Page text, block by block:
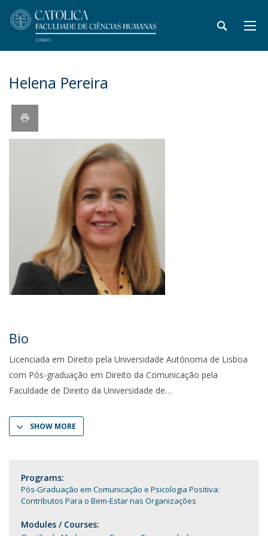
Helena Pereira
Bio
Licenciada em Direito pela Universidade Autónoma de Lisboa
com Pós-graduação em Direito da Comunicação pela
Faculdade de Direito da Universidade de
SHOW MORE
Programs:
Pós-Graduação em Comunicação e Psicologia Positiva:
Contributos Para o Bem-Estar nas Organizações
Modules / Courses: